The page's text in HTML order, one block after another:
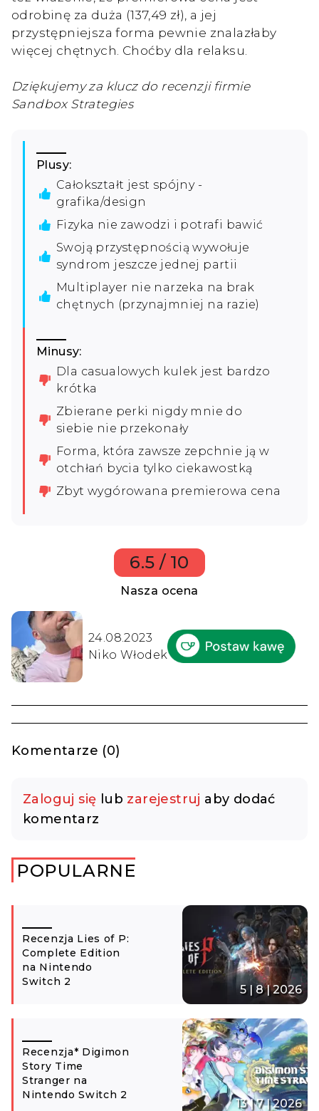
odrobinę za duża (137,49 zł), a jej
przystępniejsza forma pewnie znalazłaby
więcej chętnych. Choćby dla relaksu.
Dziękujemy za klucz do recenzji firmie
Sandbox Strategies
Plusy:
Całokształt jest spójny -
grafika/design
Fizyka nie zawodzi i potrafi bawić
Swoją przystępnością wywołuje
syndrom jeszcze jednej partii
Multiplayer nie narzeka na brak
chętnych (przynajmniej na razie)
Minusy:
Dla casualowych kulek jest bardzo
krótka
Zbierane perki nigdy mnie do
siebie nie przekonały
Forma, która zawsze zepchnie ją w
otchłań bycia tylko ciekawostką
Zbyt wygórowana premierowa cena
6.5 / 10
Nasza ocena
24.08.2023
Niko Włodek
Komentarze (0)
Zaloguj się lub zarejestruj aby dodać
komentarz
POPULARNE
Recenzja Lies of P:
Complete Edition
na Nintendo
Switch 2
5 | 8 | 2026
Recenzja* Digimon
Story Time
Stranger na
Nintendo Switch 2
13 | 7 | 2026